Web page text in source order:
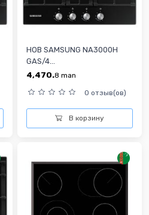
HOB SAMSUNG NA3000H
GAS/4...
4,470.8 man
0 отзыв(ов)
В корзину